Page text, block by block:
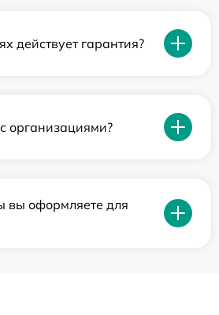
действует гарантия?
организациями?
вы оформляете для